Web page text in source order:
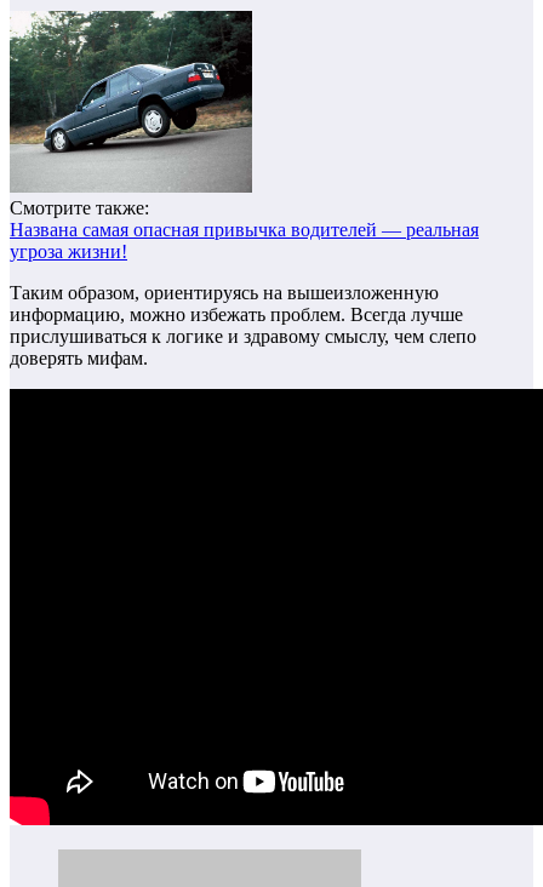
Смотрите также:
Названа самая опасная привычка водителей — реальная
угроза жизни!
Таким образом, ориентируясь на вышеизложенную
информацию, можно избежать проблем. Всегда лучше
прислушиваться к логике и здравому смыслу, чем слепо
доверять мифам.